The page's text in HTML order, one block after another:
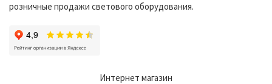
розничные продажи светового оборудования.
Интернет магазин